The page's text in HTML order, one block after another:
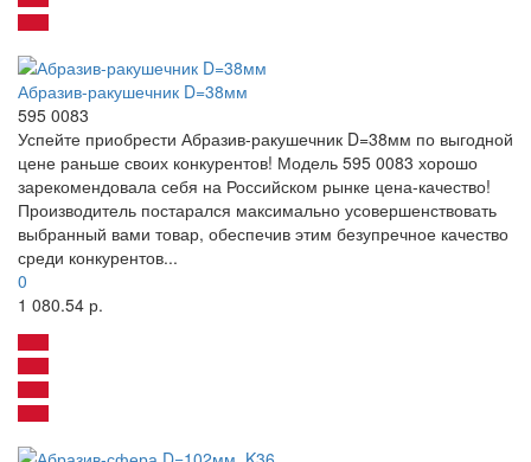
Абразив-ракушечник D=38мм
595 0083
Успейте приобрести Абразив-ракушечник D=38мм по выгодной
цене раньше своих конкурентов! Модель 595 0083 хорошо
зарекомендовала себя на Российском рынке цена-качество!
Производитель постарался максимально усовершенствовать
выбранный вами товар, обеспечив этим безупречное качество
среди конкурентов...
0
1 080.54 р.